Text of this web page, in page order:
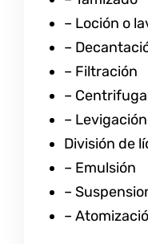
– Loción o
–
– Filtración
–
– Levigación
División de
– Emulsión
–
–